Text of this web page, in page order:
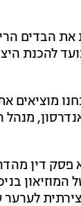
הבדים
להכנת
מוציאים
דין
המוזיאון